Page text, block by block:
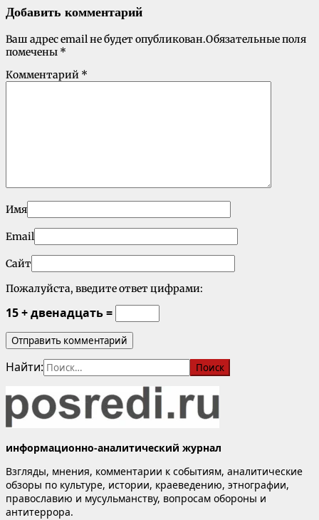
Добавить комментарий
Ваш адрес email не будет опубликован.Обязательные поля
помечены *
Комментарий *
Имя
Email
Сайт
Пожалуйста, введите ответ цифрами:
15 + двенадцать =
Найти:
информационно-аналитический журнал
Взгляды, мнения, комментарии к событиям, аналитические
обзоры по культуре, истории, краеведению, этнографии,
православию и мусульманству, вопросам обороны и
антитеррора.